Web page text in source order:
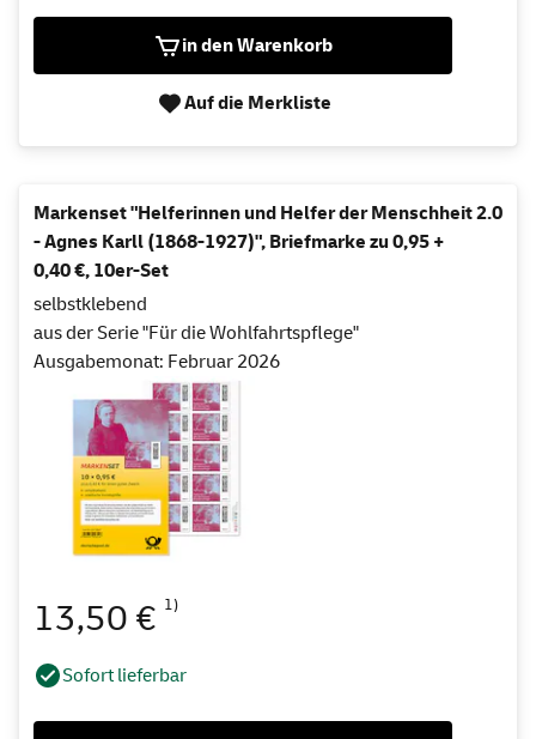
in den Warenkorb
Auf die Merkliste
Markenset "Helferinnen und Helfer der Menschheit 2.0
- Agnes Karll (1868-1927)", Briefmarke zu 0,95 +
0,40 €, 10er-Set
selbstklebend
aus der Serie "Für die Wohlfahrtspflege"
Ausgabemonat: Februar 2026
13,50 € 1)
Sofort lieferbar